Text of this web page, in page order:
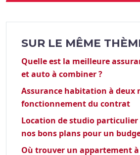
SUR LE MÊME
Quelle est la meilleure
et auto à combiner ?
Assurance habitation à deux
fonctionnement du contrat
Location de studio
nos bons plans pour un
Où trouver un appartement